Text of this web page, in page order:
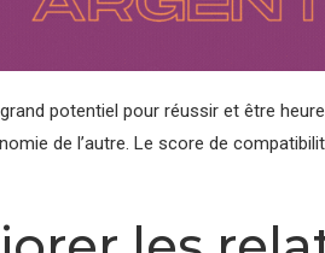
potentiel pour réussir et être
de l’autre. Le score de